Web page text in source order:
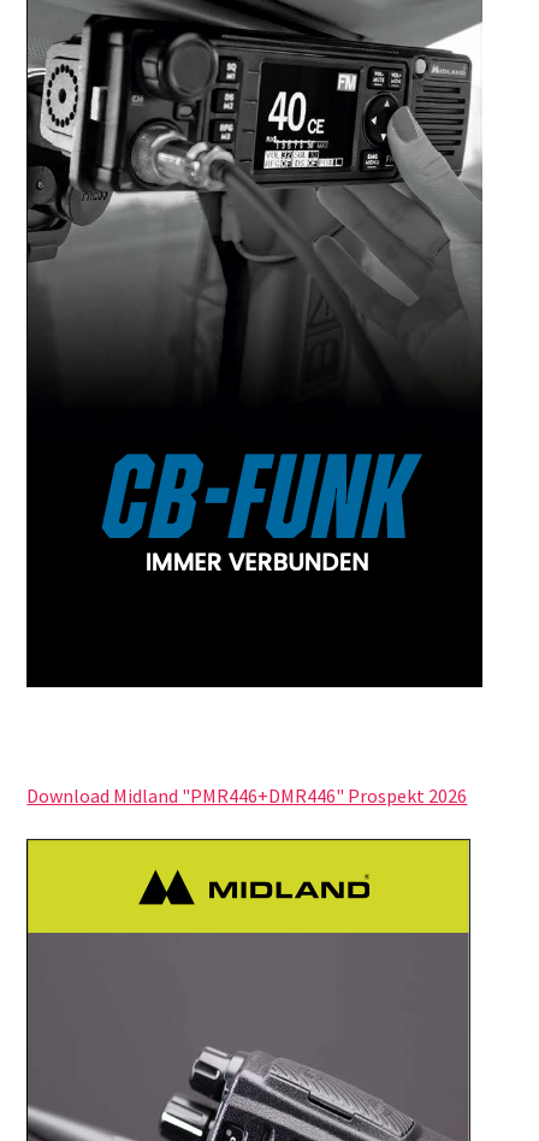
Download Midland "PMR446+DMR446" Prospekt 2026